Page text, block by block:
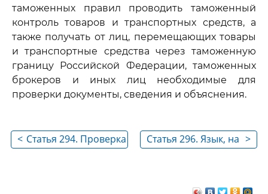
таможенных правил проводить таможенный
контроль товаров и транспортных средств, а
также получать от лиц, перемещающих товары
и транспортные средства через таможенную
границу Российской Федерации, таможенных
брокеров и иных лиц необходимые для
проверки документы, сведения и объяснения.
< Статья 294. Проверка
>
Статья 296. Язык, на
делу о нарушении